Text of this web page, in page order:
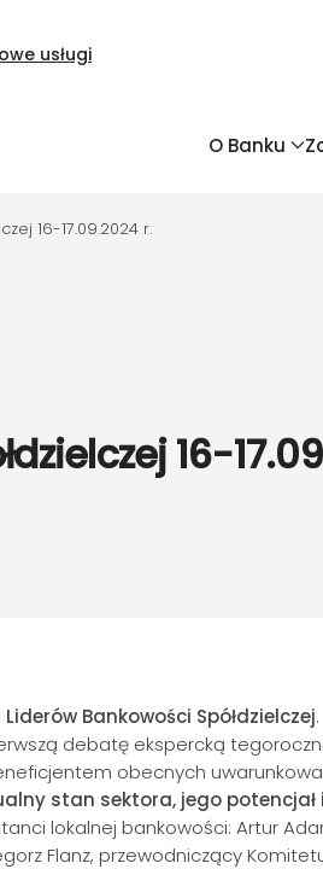
usługi
O Banku
16-17.09.2024 r.
16-
Bankowości Spółdzielczej.
debatę ekspercką
obecnych
stan sektora, jego potencjał
lokalnej bankowości: Artur
Flanz, przewodniczący